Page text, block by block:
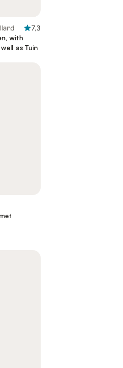
7,3
with
as Tuin